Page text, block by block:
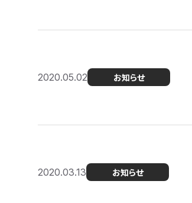
2020.05.02 お知らせ
2020.03.13 お知らせ